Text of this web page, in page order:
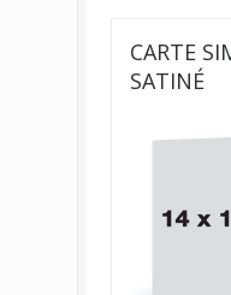
CARTE
SATINÉ